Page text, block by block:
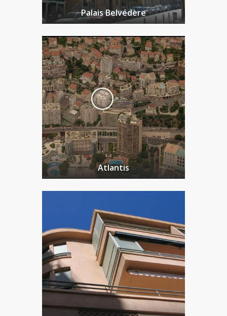
Palais Belvédère
Atlantis